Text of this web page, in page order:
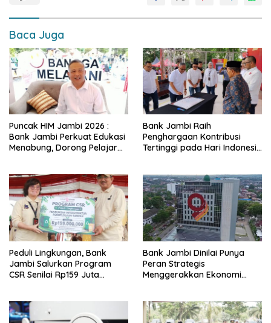
o
k
p
p
n
Baca Juga
Puncak HIM Jambi 2026 :
Bank Jambi Perkuat Edukasi
Menabung, Dorong Pelajar
Bank Jambi Raih
Penghargaan Kontribusi
Tertinggi pada Hari Indonesia
Peduli Lingkungan, Bank
Jambi Salurkan Program
CSR Senilai Rp159 Juta
Bank Jambi Dinilai Punya
Peran Strategis
Menggerakkan Ekonomi